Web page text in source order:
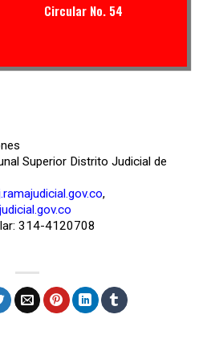
Circular No. 54
Superior Distrito Judicial de
,
314-4120708